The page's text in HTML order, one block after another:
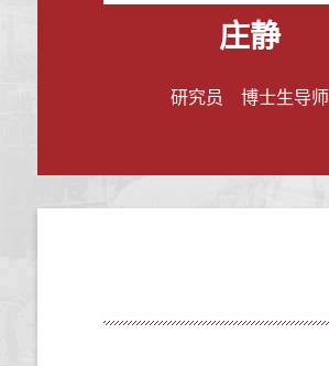
庄静
研究员 博士生导师